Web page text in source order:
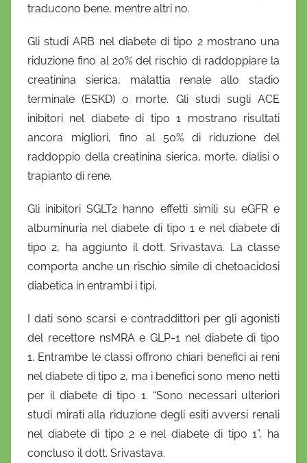
traducono bene, mentre altri no.
Gli studi ARB nel diabete di tipo 2 mostrano una
riduzione fino al 20% del rischio di raddoppiare la
creatinina sierica, malattia renale allo stadio
terminale (ESKD) o morte. Gli studi sugli ACE
inibitori nel diabete di tipo 1 mostrano risultati
ancora migliori, fino al 50% di riduzione del
raddoppio della creatinina sierica, morte, dialisi o
trapianto di rene.
Gli inibitori SGLT2 hanno effetti simili su eGFR e
albuminuria nel diabete di tipo 1 e nel diabete di
tipo 2, ha aggiunto il dott. Srivastava. La classe
comporta anche un rischio simile di chetoacidosi
diabetica in entrambi i tipi.
I dati sono scarsi e contraddittori per gli agonisti
del recettore nsMRA e GLP-1 nel diabete di tipo
1. Entrambe le classi offrono chiari benefici ai reni
nel diabete di tipo 2, ma i benefici sono meno netti
per il diabete di tipo 1. “Sono necessari ulteriori
studi mirati alla riduzione degli esiti avversi renali
nel diabete di tipo 2 e nel diabete di tipo 1”, ha
concluso il dott. Srivastava.